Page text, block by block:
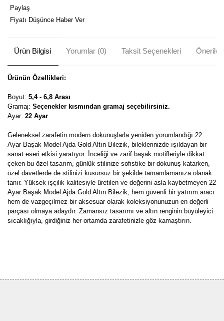
Paylaş
Fiyatı Düşünce Haber Ver
Ürün Bilgisi Yorumlar (0) Taksit Seçenekleri
Ürünün Özellikleri:
Boyut: 5,4 - 6,8 Arası
Gramaj: Seçenekler kısmından gramaj seçebilirsiniz.
Ayar: 22 Ayar
Geleneksel zarafetin modern dokunuşlarla yeniden yorumlandığı 22
Ayar Başak Model Ajda Gold Altın Bilezik, bileklerinizde ışıldayan bir
sanat eseri etkisi yaratıyor. İnceliği ve zarif başak motifleriyle dikkat
çeken bu özel tasarım, günlük stilinize sofistike bir dokunuş katarken,
özel davetlerde de stilinizi kusursuz bir şekilde tamamlamanıza olanak
tanır. Yüksek işçilik kalitesiyle üretilen ve değerini asla kaybetmeyen 22
Ayar Başak Model Ajda Gold Altın Bilezik, hem güvenli bir yatırım aracı
hem de vazgeçilmez bir aksesuar olarak koleksiyonunuzun en değerli
parçası olmaya adaydır. Zamansız tasarımı ve altın renginin büyüleyici
sıcaklığıyla, girdiğiniz her ortamda zarafetinizle göz kamaştırın.